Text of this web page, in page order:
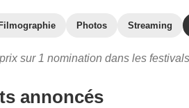
Filmographie Photos Streaming
sur 1 nomination dans les
annoncés